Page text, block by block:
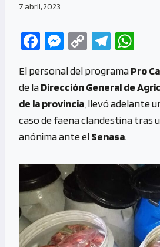
7 abril, 2023
Fa
b
o
o
k
M
se
n
g
er
C
py
Li
n
k
Te
gr
a
m
at
s
A
El personal del programaPro
de laDirección General de
de la provincia , llevó adelante
caso de faena clandestina tras
anónima ante elSenasa.